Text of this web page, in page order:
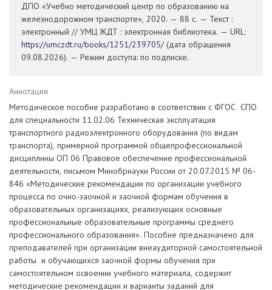
ДПО «Учебно методический центр по образованию на
железнодорожном транспорте», 2020. — 88 с. — Текст :
электронный // УМЦ ЖДТ : электронная библиотека. — URL:
https://umczdt.ru/books/1251/239705/(дата обращения
09.08.2026). — Режим доступа: по подписке.
Аннотация
Методическое пособие разработано в соответствии с ФГОС СПО
для специальности 11.02.06 Техническая эксплуатация
транспортного радиоэлектронного оборудования (по видам
транспорта), примерной программой общепрофессиональной
дисциплины ОП 06 Правовое обеспечение профессиональной
деятельности, письмом Минобрнауки России от 20.07.2015 № 06-
846 «Методические рекомендации по организации учебного
процесса по очно-заочной и заочной формам обучения в
образовательных организациях, реализующих основные
профессиональные образовательные программы среднего
профессионального образования». Пособие предназначено для
преподавателей при организации внеаудиторной самостоятельной
работы и обучающихся заочной формы обучения при
самостоятельном освоении учебного материала, содержит
методические рекомендации и варианты заданий для